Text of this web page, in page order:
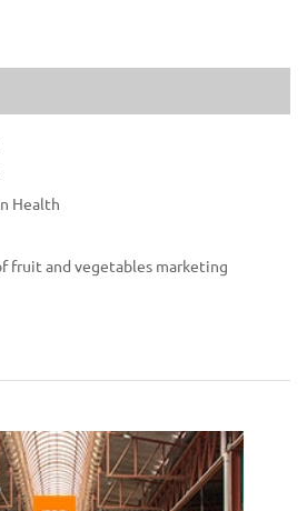
Health
fruit and vegetables marketing